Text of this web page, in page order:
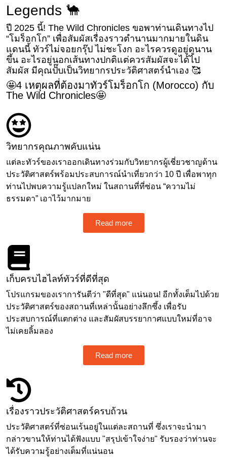
Legends 🐪
ปี 2025 นี้! The Wild Chronicles ขอพาท่านเดินทางไป
“โมร็อกโก” เพื่อสัมผัสเรื่องราวตำนานมากมายในดิน
แดนนี้ ทัวร์ไม่จอยกรุ๊ป ไม่ชะโงก อะไรควรดูอยู่ดูนาน
ขึ้น อะไรอยู่นอกเส้นทางปกติแต่ควรสัมผัสจะได้ไป
สัมผัส มีคุณปั๊บเป็นวิทยากรประวัติศาสตร์นำเอง 🥰
🤩4 เหตุผลที่ต้องมาทัวร์โมร็อกโก (Morocco) กับ
The Wild Chronicles🤩
วิทยากรคุณภาพคับแน่น
แต่ละทัวร์ของเราออกเดินทางร่วมกับวิทยากรผู้เชี่ยวชาญด้าน
ประวัติศาสตร์พร้อมประสบการณ์นำเที่ยวกว่า 10 ปี เพื่อพาทุก
ท่านไปพบความรู้แปลกใหม่ ในสถานที่ที่ซ่อน “ความไม่
ธรรมดา” เอาไว้มากมาย
Read more
เก็บครบไฮไลท์ทัวร์ที่ดีที่สุด
โปรแกรมของเราการันตีว่า "ดีที่สุด" แน่นอน! อีกทั้งเต็มไปด้วย
ประวัติศาสตร์ของสถานที่เหล่านั้นอย่างลึกซึ้ง เพื่อรับ
ประสบการณ์ที่แตกต่าง และสัมผัสบรรยากาศแบบใหม่ที่อาจ
ไม่เคยลิ้มลอง
Read more
เรื่องราวประวัติศาสตร์ครบถ้วน
ประวัติศาสตร์ที่ซ่อนเร้นอยู่ในแต่ละสถานที่ ซึ่งเราจะนำมา
กล่าวขานให้ท่านได้ฟังแบบ "สรุปเข้าใจง่าย" รับรองว่าท่านจะ
ได้รับความรู้อย่างเต็มที่แน่นอน